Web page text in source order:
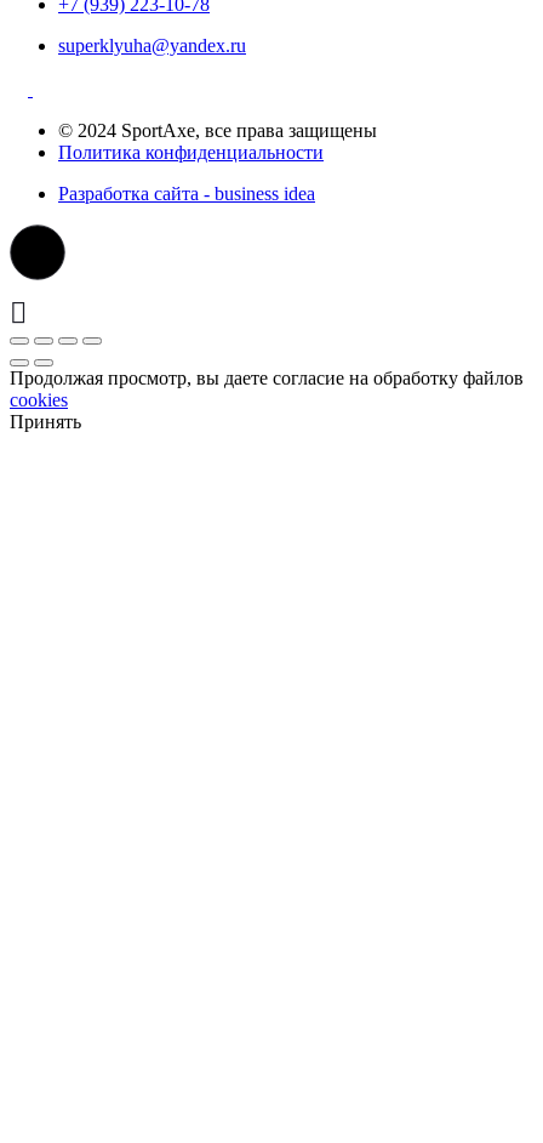
+7 (939) 223-10-78
superklyuha@yandex.ru
© 2024 SportAxe, все права защищены
Политика конфиденциальности
Разработка сайта - business idea
Продолжая просмотр, вы даете согласие на обработку файлов
cookies
Принять